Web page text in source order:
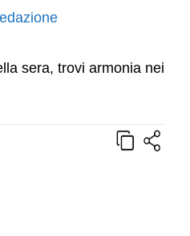
sera, trovi armonia nei